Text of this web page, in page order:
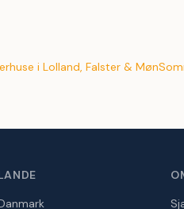
i Lolland, Falster & Møn